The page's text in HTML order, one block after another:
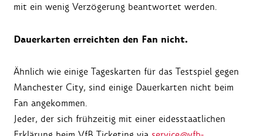
mit ein wenig Verzögerung beantwortet werden.
Dauerkarten erreichten den Fan nicht.
Ähnlich wie einige Tageskarten für das Testspiel gegen
Manchester City, sind einige Dauerkarten nicht beim
Fan angekommen.
Jeder, der sich frühzeitig mit einer eidesstaatlichen